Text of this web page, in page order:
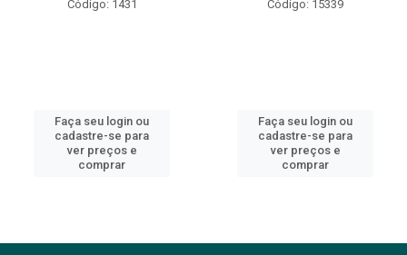
Código: 1431
Faça seu login ou
cadastre-se para
ver preços e
comprar
Código: 15339
Faça seu login ou
cadastre-se para
ver preços e
comprar